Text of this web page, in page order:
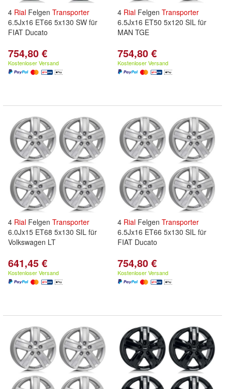
4 Rial Felgen Transporter
6.5Jx16 ET66 5x130 SW für
FIAT Ducato
754,80 €
Kostenloser Versand
4 Rial Felgen Transporter
6.5Jx16 ET50 5x120 SIL für
MAN TGE
754,80 €
Kostenloser Versand
4 Rial Felgen Transporter
6.0Jx15 ET68 5x130 SIL für
Volkswagen LT
641,45 €
Kostenloser Versand
4 Rial Felgen Transporter
6.5Jx16 ET66 5x130 SIL für
FIAT Ducato
754,80 €
Kostenloser Versand